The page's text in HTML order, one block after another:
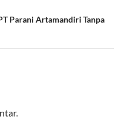
Parani Artamandiri Tanpa